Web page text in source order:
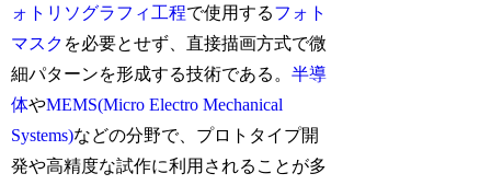
ォトリソグラフィ工程で使用するフォト
マスク を必要とせず、直接描画方式で微
細パターンを形成する技術である。半導
体やMEMS(Micro Electro Mechanical
Systems)などの分野で、プロトタイプ開
発や高精度な試作に利用されることが多